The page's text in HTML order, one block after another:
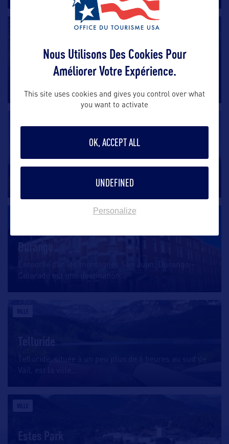
Glenwood Springs
A trois heures de route à l’ouest de Denver – Colorado,
Gunnison / Crested Butte
Durango
Entourée par les montagnes San Juan, Durango –
Colorado est une destination
VILLE
Telluride
Telluride, située à un peu plus de 6 heures au sud de
Vail, est la ville
VILLE
Estes Park
Nous Utilisons Des Cookies Pour
Améliorer Votre Expérience.
This site uses cookies and gives you control over what
you want to activate
OK, ACCEPT ALL
UNDEFINED
Personalize